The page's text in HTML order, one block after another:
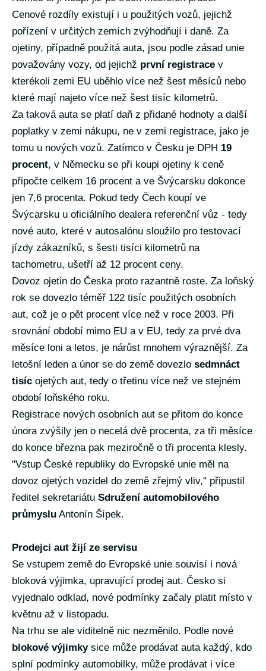
Cenové rozdíly existují i u použitých vozů, jejichž
pořízení v určitých zemích zvýhodňují i daně. Za
ojetiny, případně použitá auta, jsou podle zásad unie
považovány vozy, od jejichž první registrace v
kterékoli zemi EU uběhlo více než šest měsíců nebo
které mají najeto více než šest tisíc kilometrů.
Za taková auta se platí daň z přidané hodnoty a další
poplatky v zemi nákupu, ne v zemi registrace, jako je
tomu u nových vozů. Zatímco v Česku je DPH 19
procent, v Německu se při koupi ojetiny k ceně
připočte celkem 16 procent a ve Švýcarsku dokonce
jen 7,6 procenta. Pokud tedy Čech koupí ve
Švýcarsku u oficiálního dealera referenční vůz - tedy
nové auto, které v autosalónu sloužilo pro testovací
jízdy zákazníků, s šesti tisíci kilometrů na
tachometru, ušetří až 12 procent ceny.
Dovoz ojetin do Česka proto razantně roste. Za loňský
rok se dovezlo téměř 122 tisíc použitých osobních
aut, což je o pět procent více než v roce 2003. Při
srovnání období mimo EU a v EU, tedy za prvé dva
měsíce loni a letos, je nárůst mnohem výraznější. Za
letošní leden a únor se do země dovezlo sedmnáct
tisíc ojetých aut, tedy o třetinu více než ve stejném
období loňského roku.
Registrace nových osobních aut se přitom do konce
února zvýšily jen o necelá dvě procenta, za tři měsíce
do konce března pak meziročně o tři procenta klesly.
"Vstup České republiky do Evropské unie měl na
dovoz ojetých vozidel do země zřejmý vliv," připustil
ředitel sekretariátu Sdružení automobilového
průmyslu Antonín Šípek.
Prodejci aut žijí ze servisu
Se vstupem země do Evropské unie souvisí i nová
bloková výjimka, upravující prodej aut. Česko si
vyjednalo odklad, nové podmínky začaly platit místo v
květnu až v listopadu.
Na trhu se ale viditelně nic nezměnilo. Podle nové
blokové výjimkysice může prodávat auta každý, kdo
splní podmínky automobilky, může prodávat i více